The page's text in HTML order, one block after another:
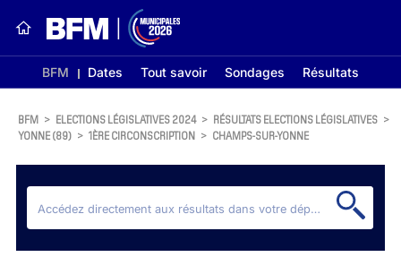
BFM Dates Tout savoir Sondages Résultats
BFM > ELECTIONS LÉGISLATIVES 2024 > RÉSULTATS ELECTIONS LÉGISLATIVES >
YONNE (89) > 1ÈRE CIRCONSCRIPTION > CHAMPS-SUR-YONNE